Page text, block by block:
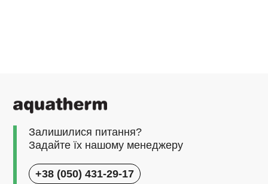
Залишилися питання?
Задайте їх нашому менеджеру
+38 (050) 431-29-17